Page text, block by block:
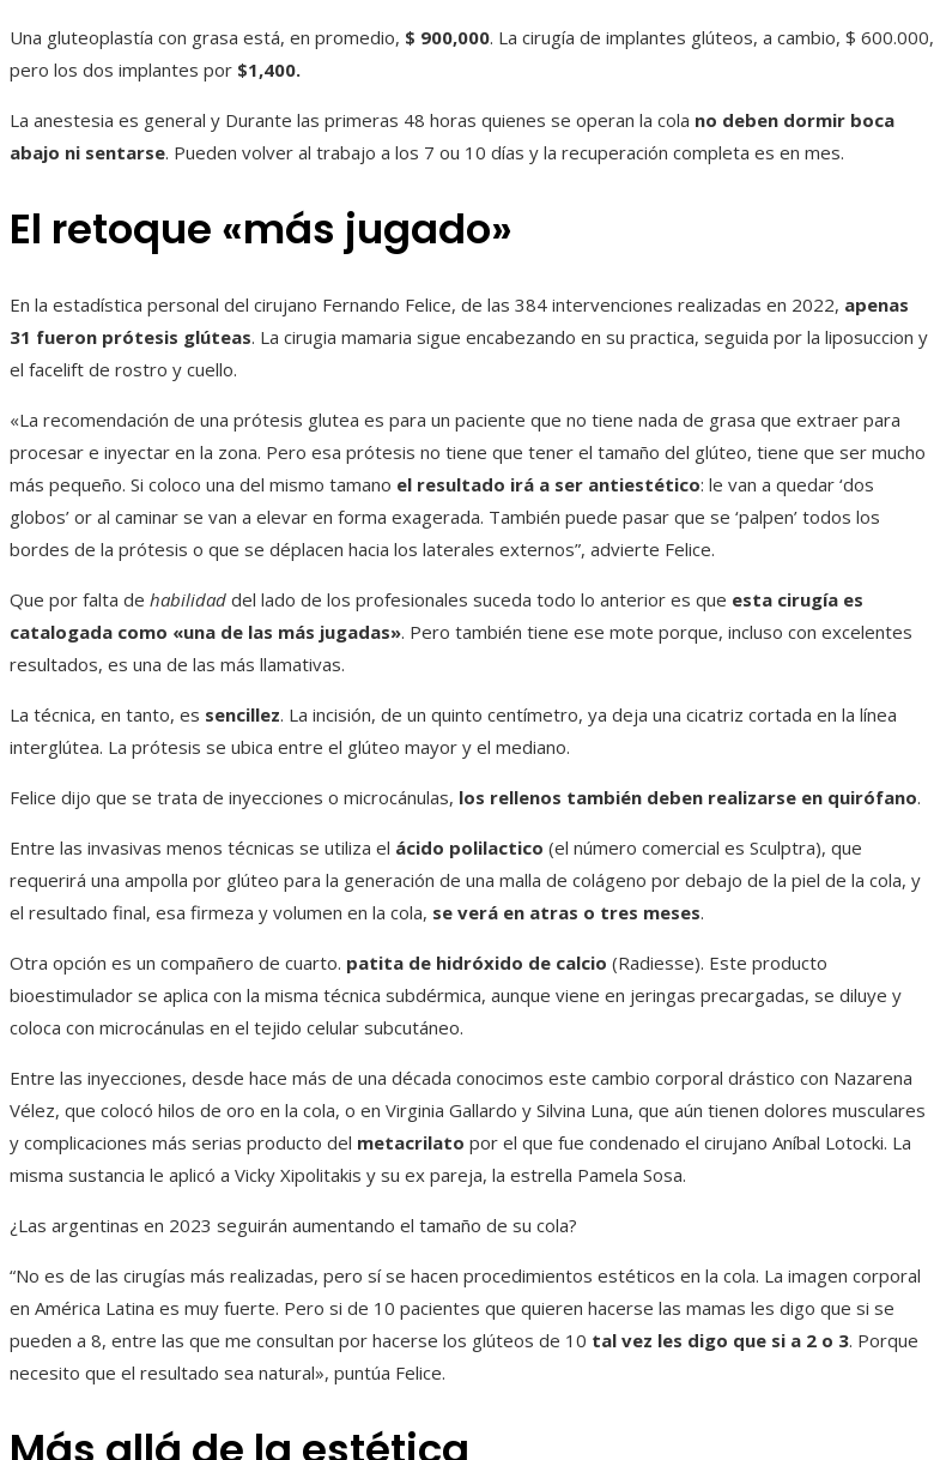
Una gluteoplastía con grasa está, en promedio, $ 900,000. La cirugía de implantes glúteos, a cambio, $ 600.000,
pero los dos implantes por $1,400.
La anestesia es general y Durante las primeras 48 horas quienes se operan la cola no deben dormir boca
abajo ni sentarse. Pueden volver al trabajo a los 7 ou 10 días y la recuperación completa es en mes.
El retoque «más jugado»
En la estadística personal del cirujano Fernando Felice, de las 384 intervenciones realizadas en 2022, apenas
31 fueron prótesis glúteas. La cirugia mamaria sigue encabezando en su practica, seguida por la liposuccion y
el facelift de rostro y cuello.
«La recomendación de una prótesis glutea es para un paciente que no tiene nada de grasa que extraer para
procesar e inyectar en la zona. Pero esa prótesis no tiene que tener el tamaño del glúteo, tiene que ser mucho
más pequeño. Si coloco una del mismo tamano el resultado irá a ser antiestético: le van a quedar ‘dos ​​
globos’ or al caminar se van a elevar en forma exagerada. También puede pasar que se ‘palpen’ todos los
bordes de la prótesis o que se déplacen hacia los laterales externos”, advierte Felice.
Que por falta de habilidad del lado de los profesionales suceda todo lo anterior es que esta cirugía es
catalogada como «una de las más jugadas». Pero también tiene ese mote porque, incluso con excelentes
resultados, es una de las más llamativas.
La técnica, en tanto, es sencillez. La incisión, de un quinto centímetro, ya deja una cicatriz cortada en la línea
interglútea. La prótesis se ubica entre el glúteo mayor y el mediano.
Felice dijo que se trata de inyecciones o microcánulas, los rellenos también deben realizarse en quirófano.
Entre las invasivas menos técnicas se utiliza el ácido polilactico (el número comercial es Sculptra), que
requerirá una ampolla por glúteo para la generación de una malla de colágeno por debajo de la piel de la cola, y
el resultado final, esa firmeza y volumen en la cola, se verá en atras o tres meses.
Otra opción es un compañero de cuarto. patita de hidróxido de calcio (Radiesse). Este producto
bioestimulador se aplica con la misma técnica subdérmica, aunque viene en jeringas precargadas, se diluye y
coloca con microcánulas en el tejido celular subcutáneo.
Entre las inyecciones, desde hace más de una década conocimos este cambio corporal drástico con Nazarena
Vélez, que colocó hilos de oro en la cola, o en Virginia Gallardo y Silvina Luna, que aún tienen dolores musculares
y complicaciones más serias producto del metacrilato por el que fue condenado el cirujano Aníbal Lotocki. La
misma sustancia le aplicó a Vicky Xipolitakis y su ex pareja, la estrella Pamela Sosa.
¿Las argentinas en 2023 seguirán aumentando el tamaño de su cola?
“No es de las cirugías más realizadas, pero sí se hacen procedimientos estéticos en la cola. La imagen corporal
en América Latina es muy fuerte. Pero si de 10 pacientes que quieren hacerse las mamas les digo que si se
pueden a 8, entre las que me consultan por hacerse los glúteos de 10 tal vez les digo que si a 2 o 3. Porque
necesito que el resultado sea natural», puntúa Felice.